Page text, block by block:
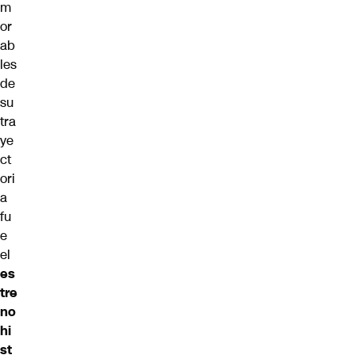
m
or
ab
les
de
su
tra
ye
ct
ori
a
fu
e
el
es
tre
no
hi
st